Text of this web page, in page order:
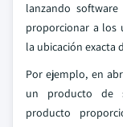
lanzando
proporcionar a los
la ubicación exacta
Por ejemplo, en
un producto de
producto